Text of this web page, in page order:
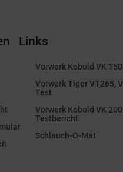
Links
Vorwerk Kobold VK
Vorwerk Tiger VT265,
Test
Vorwerk Kobold VK 200
Testbericht
Schlauch-O-Mat